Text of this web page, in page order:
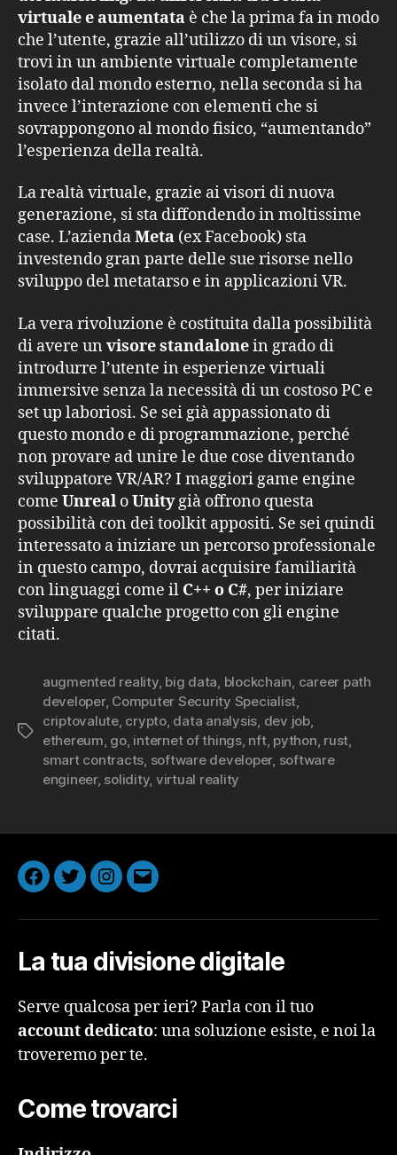
virtuale e aumentata è che la prima fa in modo
che l’utente, grazie all’utilizzo di un visore, si
trovi in un ambiente virtuale completamente
isolato dal mondo esterno, nella seconda si ha
invece l’interazione con elementi che si
sovrappongono al mondo fisico, “aumentando”
l’esperienza della realtà.
La realtà virtuale, grazie ai visori di nuova
generazione, si sta diffondendo in moltissime
case. L’aziendaMeta (ex Facebook) sta
investendo gran parte delle sue risorse nello
sviluppo del metatarso e in applicazioni VR.
La vera rivoluzione è costituita dalla possibilità
di avere un visore standalonein grado di
introdurre l’utente in esperienze virtuali
immersive senza la necessità di un costoso PC e
set up laboriosi. Se sei già appassionato di
questo mondo e di programmazione, perché
non provare ad unire le due cose diventando
sviluppatore VR/AR? I maggiori game engine
come Unreal oUnitygià offrono questa
possibilità con dei toolkit appositi. Se sei quindi
interessato a iniziare un percorso professionale
in questo campo, dovrai acquisire familiarità
con linguaggi come il C++ o C#, per iniziare
sviluppare qualche progetto con gli engine
citati.
Tag
augmented reality, big data blockchain career path
developer, Computer Security Specialist
criptovalute, crypto, data analysis dev job,
ethereum go, internet of things, nft, python rust
smart contracts software developer, software
engineer, solidity, virtual reality
Facebook
TwitterInstagram
Email
La tua divisione digitale
Serve qualcosa per ieri? Parla con il tuo
account dedicato: una soluzione esiste, e noi la
troveremo per te.
Come trovarci